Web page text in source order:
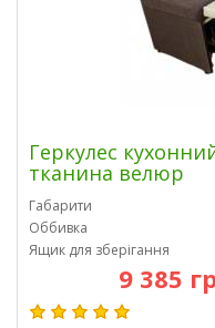
Геркулес
тканина велюр
Габарити
Оббивка
Ящик для зберігання
9 385